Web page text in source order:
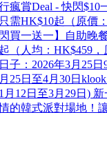
瘋賞Deal - 快閃
需HK$10起（原價
買一送一】自助晚
（人均：HK$459
子：2026年3月25
25日至4月30日
月12日至3月29日)
的韓式派對場地！